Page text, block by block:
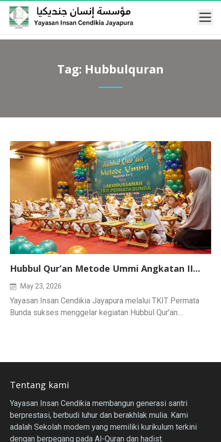
Tag: Hubbulquran
Hubbul Qur’an Metode Ummi Angkatan II...
May 23, 2026
Yayasan Insan Cendikia Jayapura melalui TKIT Permata
Bunda sukses menggelar kegiatan Hubbul Qur’an....
Tentang kami
Yayasan Insan Cendikia membangun generasi santri
berprestasi, berbudi luhur dan berakhlak mulia. Kami
adalah Sekolah modern yang memiliki kurikulum terkini
dengan berpegang pada Al-Quran dan hadist.